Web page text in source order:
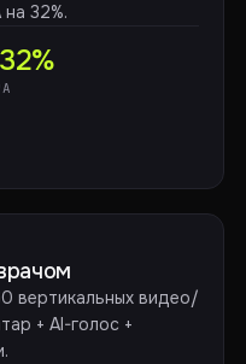
32%.
вертикальных видео/
+ AI-голос +